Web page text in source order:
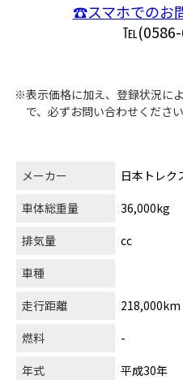
☎スマホでのお
℡(0586-
※表示価格に加え、登録状況に
で、必ずお問い合わせください
メーカー
日本トレク
車体総重量
36,000kg
排気量
cc
車種
走行距離
218,000km
燃料
-
年式
平成30年